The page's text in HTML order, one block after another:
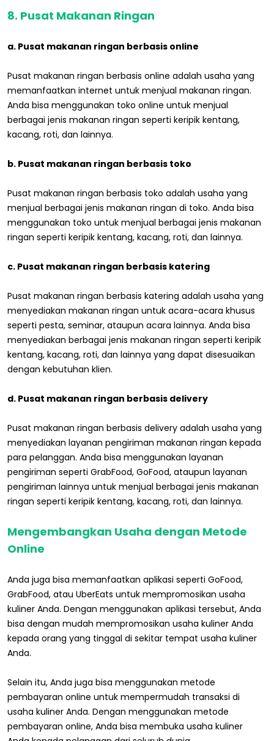
8. Pusat Makanan Ringan
a. Pusat makanan ringan berbasis online
Pusat makanan ringan berbasis online adalah usaha yang
memanfaatkan internet untuk menjual makanan ringan.
Anda bisa menggunakan toko online untuk menjual
berbagai jenis makanan ringan seperti keripik kentang,
kacang, roti, dan lainnya.
b. Pusat makanan ringan berbasis toko
Pusat makanan ringan berbasis toko adalah usaha yang
menjual berbagai jenis makanan ringan di toko. Anda bisa
menggunakan toko untuk menjual berbagai jenis makanan
ringan seperti keripik kentang, kacang, roti, dan lainnya.
c. Pusat makanan ringan berbasis katering
Pusat makanan ringan berbasis katering adalah usaha yang
menyediakan makanan ringan untuk acara-acara khusus
seperti pesta, seminar, ataupun acara lainnya. Anda bisa
menyediakan berbagai jenis makanan ringan seperti keripik
kentang, kacang, roti, dan lainnya yang dapat disesuaikan
dengan kebutuhan klien.
d. Pusat makanan ringan berbasis delivery
Pusat makanan ringan berbasis delivery adalah usaha yang
menyediakan layanan pengiriman makanan ringan kepada
para pelanggan. Anda bisa menggunakan layanan
pengiriman seperti GrabFood, GoFood, ataupun layanan
pengiriman lainnya untuk menjual berbagai jenis makanan
ringan seperti keripik kentang, kacang, roti, dan lainnya.
Mengembangkan Usaha dengan Metode
Online
Anda juga bisa memanfaatkan aplikasi seperti GoFood,
GrabFood, atau UberEats untuk mempromosikan usaha
kuliner Anda. Dengan menggunakan aplikasi tersebut, Anda
bisa dengan mudah mempromosikan usaha kuliner Anda
kepada orang yang tinggal di sekitar tempat usaha kuliner
Anda.
Selain itu, Anda juga bisa menggunakan metode
pembayaran online untuk mempermudah transaksi di
usaha kuliner Anda. Dengan menggunakan metode
pembayaran online, Anda bisa membuka usaha kuliner